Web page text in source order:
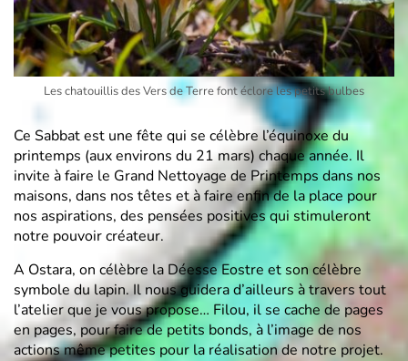
Les chatouillis des Vers de Terre font éclore les petits bulbes
Ce Sabbat est une fête qui se célèbre l’équinoxe du
printemps (aux environs du 21 mars) chaque année. Il
invite à faire le Grand Nettoyage de Printemps dans nos
maisons, dans nos têtes et à faire enfin de la place pour
nos aspirations, des pensées positives qui stimuleront
notre pouvoir créateur.
A Ostara, on célèbre la Déesse Eostre et son célèbre
symbole du lapin. Il nous guidera d’ailleurs à travers tout
l’atelier que je vous propose… Filou, il se cache de pages
en pages, pour faire de petits bonds, à l’image de nos
actions même petites pour la réalisation de notre projet.